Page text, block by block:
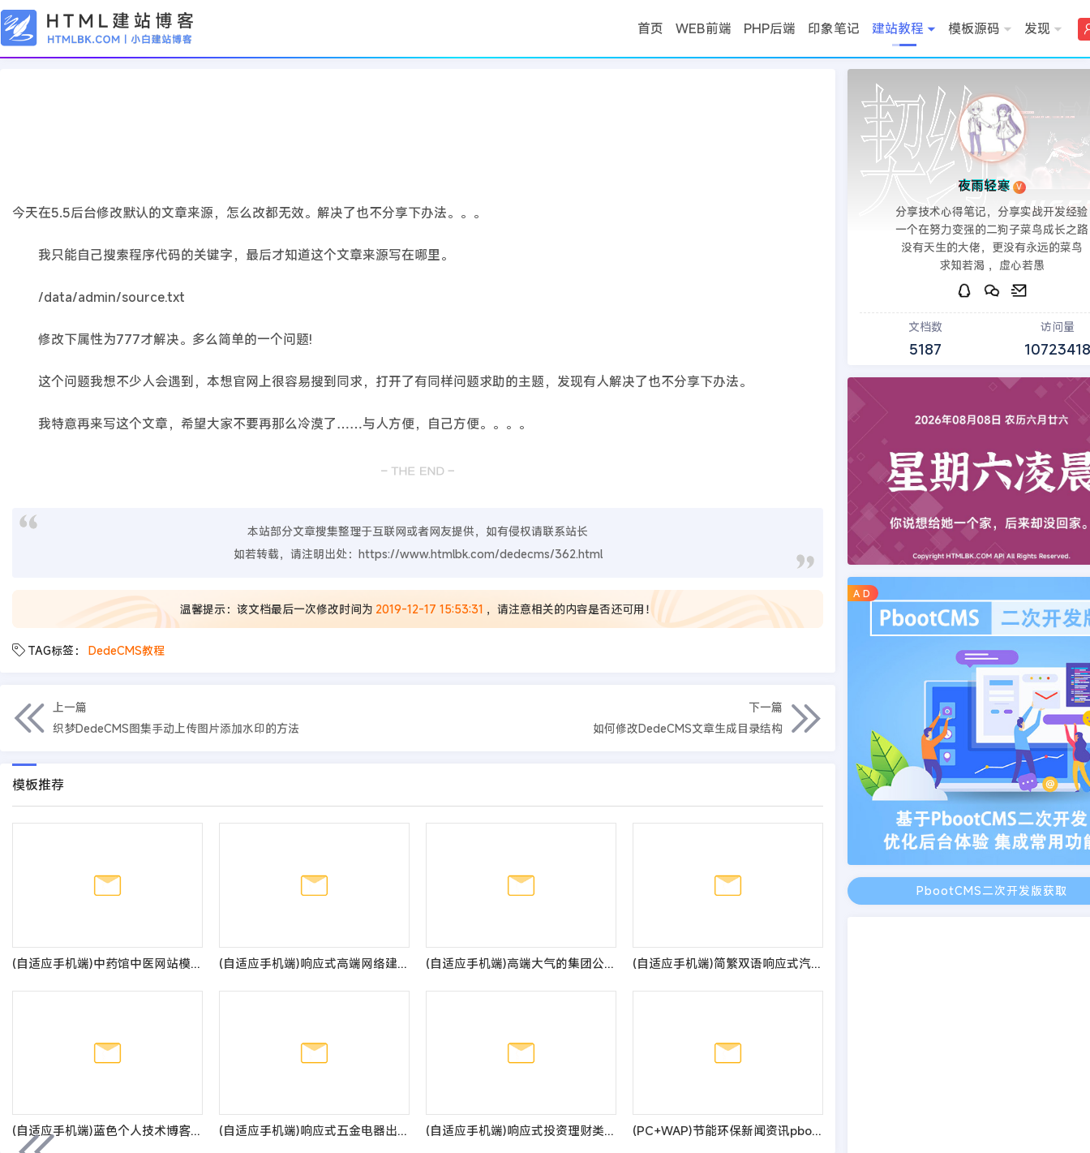
首页 WEB前端 PHP后端 印象笔记 建站教程 模板源码 发现
今天在5.5后台修改默认的文章来源，怎么改都无效。解决了也不分享下办法。。。
我只能自己搜索程序代码的关键字，最后才知道这个文章来源写在哪里。
/data/admin/source.txt
修改下属性为777才解决。多么简单的一个问题!
这个问题我想不少人会遇到，本想官网上很容易搜到同求，打开了有同样问题求助的主题，发现有人解决了也不分享下办法。
我特意再来写这个文章，希望大家不要再那么冷漠了……与人方便，自己方便。。。。
本站部分文章搜集整理于互联网或者网友提供，如有侵权请联系站长
如若转载，请注明出处： https://www.htmlbk.com/dedecms/362.html
温馨提示：该文档最后一次修改时间为 2019-12-17 15:53:31 ，请注意相关的内容是否还可用！
TAG标签： DedeCMS教程
上一篇
织梦DedeCMS图集手动上传图片添加水印的方法
下一篇
如何修改DedeCMS文章生成目录结构
模板推荐
(自适应手机端)中药馆中医网站模板 (自适应手机端)响应式高端网络建站设计类公司网站模板 (自适应手机端)高端大气的集团公司网站模板 (自适应手机端)简繁双语响应式汽车零件配件pbootcms模板 HTML5汽修汽配制造类网站源码
(自适应手机端)蓝色个人技术博客网站pbootcms模板 响应式宽屏大气的新闻博客网站源码 (自适应手机端)响应式五金电器出口英文外贸类网站pbootcms模板 HTML5五金电子产品外贸网站源码 (自适应手机端)响应式投资理财类网站pbootcms模板 金融机构财务管理类网站源码 (PC+WAP)节能环保新闻资讯pbootcms网站模板 文章博客类地方新闻网站源码
夜雨轻寒 V
分享技术心得笔记，分享实战开发经验
一个在努力变强的二狗子菜鸟成长之路
没有天生的大佬，更没有永远的菜鸟
求知若渴 ，虚心若愚
文档数
5187
访问量
10723418
A D
PbootCMS二次开发版获取